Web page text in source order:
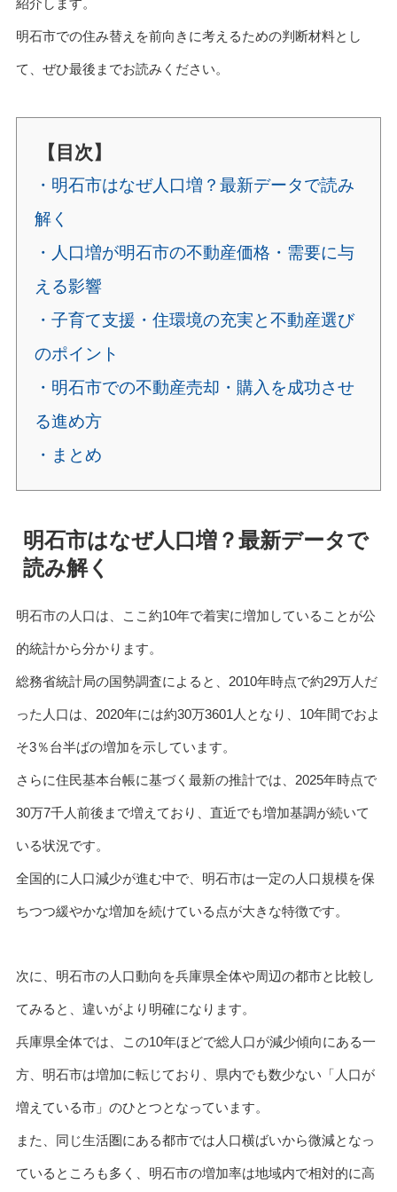
紹介します。
明石市での住み替えを前向きに考えるための判断材料とし
て、ぜひ最後までお読みください。
【目次】
・明石市はなぜ人口増？最新データで読み
解く
・人口増が明石市の不動産価格・需要に与
える影響
・子育て支援・住環境の充実と不動産選び
のポイント
・明石市での不動産売却・購入を成功させ
る進め方
・まとめ
明石市はなぜ人口増？最新データで
読み解く
明石市の人口は、ここ約10年で着実に増加していることが公
的統計から分かります。
総務省統計局の国勢調査によると、2010年時点で約29万人だ
った人口は、2020年には約30万3601人となり、10年間でおよ
そ3％台半ばの増加を示しています。
さらに住民基本台帳に基づく最新の推計では、2025年時点で
30万7千人前後まで増えており、直近でも増加基調が続いて
いる状況です。
全国的に人口減少が進む中で、明石市は一定の人口規模を保
ちつつ緩やかな増加を続けている点が大きな特徴です。
次に、明石市の人口動向を兵庫県全体や周辺の都市と比較し
てみると、違いがより明確になります。
兵庫県全体では、この10年ほどで総人口が減少傾向にある一
方、明石市は増加に転じており、県内でも数少ない「人口が
増えている市」のひとつとなっています。
また、同じ生活圏にある都市では人口横ばいから微減となっ
ているところも多く、明石市の増加率は地域内で相対的に高